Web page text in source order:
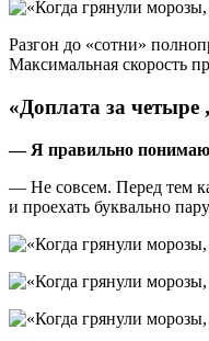
Разгон до «сотни»
Максимальная скорость
«Доплата за
— Я правильно
— Не совсем. Перед тем
и проехать буквально